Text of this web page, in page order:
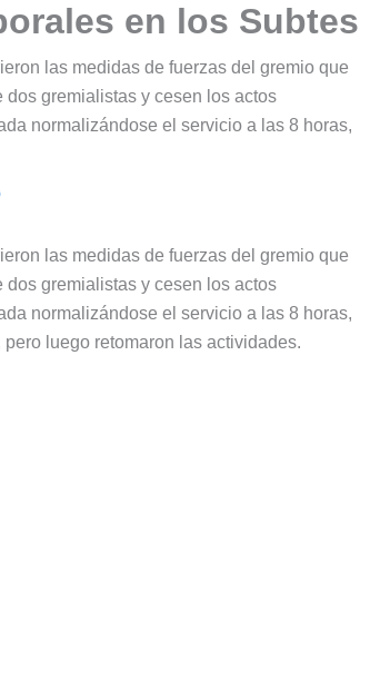
en los Subtes
las medidas de fuerzas del gremio que
gremialistas y cesen los actos
normalizándose el servicio a las 8 horas,
las medidas de fuerzas del gremio que
gremialistas y cesen los actos
normalizándose el servicio a las 8 horas,
luego retomaron las actividades.